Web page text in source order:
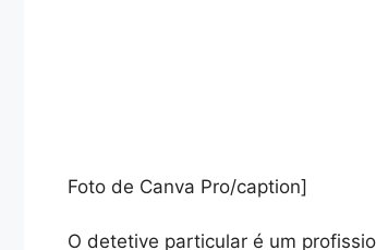
Foto de Canva Pro/caption]
O detetive particular é um